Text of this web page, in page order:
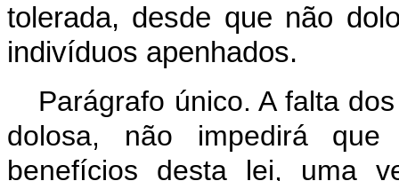
tolerada, desde que não
indivíduos apenhados.
Parágrafo único. A falta
dolosa, não impedirá
benefícios desta lei, uma